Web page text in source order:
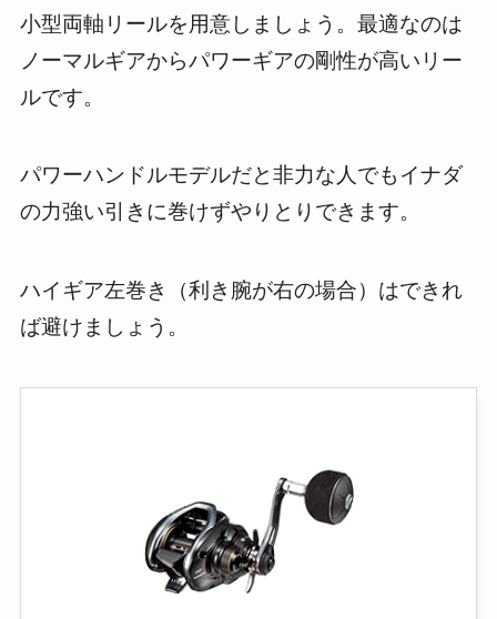
小型両軸リールを用意しましょう。最適なのは
ノーマルギアからパワーギアの剛性が高いリー
ルです。
パワーハンドルモデルだと非力な人でもイナダ
の力強い引きに巻けずやりとりできます。
ハイギア左巻き（利き腕が右の場合）はできれ
ば避けましょう。